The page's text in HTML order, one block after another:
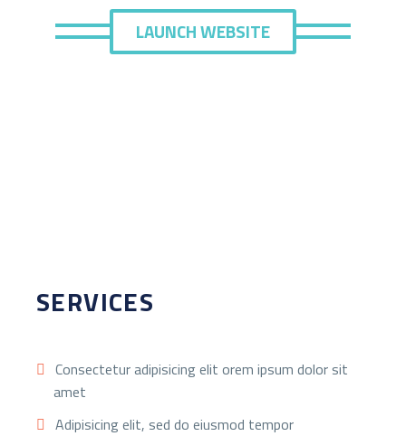
LAUNCH WEBSITE
SERVICES
Consectetur adipisicing elit orem ipsum dolor sit
amet
Adipisicing elit, sed do eiusmod tempor